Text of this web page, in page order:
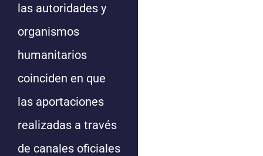
las autoridades y
organismos
humanitarios
coinciden en que
las aportaciones
realizadas a través
de canales oficiales